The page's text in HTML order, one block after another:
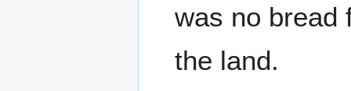
was no bread
the land.